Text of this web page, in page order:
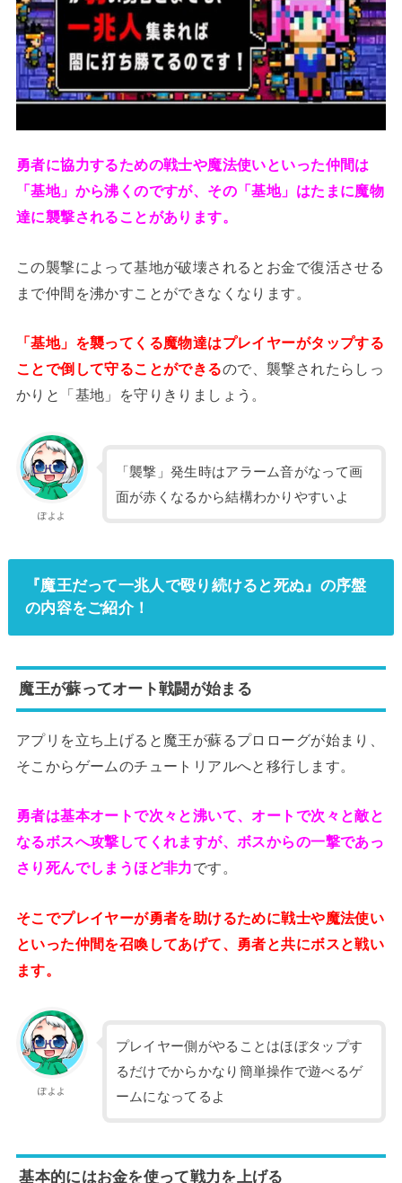
勇者に協力するための戦士や魔法使いといった仲間は
「基地」から沸くのですが、その「基地」はたまに魔物
達に襲撃されることがあります。
この襲撃によって基地が破壊されるとお金で復活させる
まで仲間を沸かすことができなくなります。
「基地」を襲ってくる魔物達はプレイヤーがタップする
ことで倒して守ることができるので、襲撃されたらしっ
かりと「基地」を守りきりましょう。
ぽよよ
「襲撃」発生時はアラーム音がなって画
面が赤くなるから結構わかりやすいよ
『魔王だって一兆人で殴り続けると死ぬ』の序盤
の内容をご紹介！
魔王が蘇ってオート戦闘が始まる
アプリを立ち上げると魔王が蘇るプロローグが始まり、
そこからゲームのチュートリアルへと移行します。
勇者は基本オートで次々と沸いて、オートで次々と敵と
なるボスへ攻撃してくれますが、ボスからの一撃であっ
さり死んでしまうほど非力です。
そこでプレイヤーが勇者を助けるために戦士や魔法使い
といった仲間を召喚してあげて、勇者と共にボスと戦い
ます。
ぽよよ
プレイヤー側がやることはほぼタップす
るだけでからかなり簡単操作で遊べるゲ
ームになってるよ
基本的にはお金を使って戦力を上げる